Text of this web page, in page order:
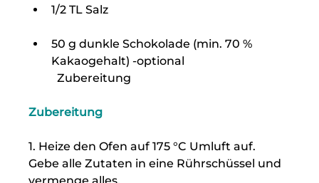
1/2 TL Salz
50 g dunkle Schokolade (min. 70 %
Kakaogehalt) -optional
	Zubereitung
Zubereitung
1. Heize den Ofen auf 175 °C Umluft auf.
Gebe alle Zutaten in eine Rührschüssel und